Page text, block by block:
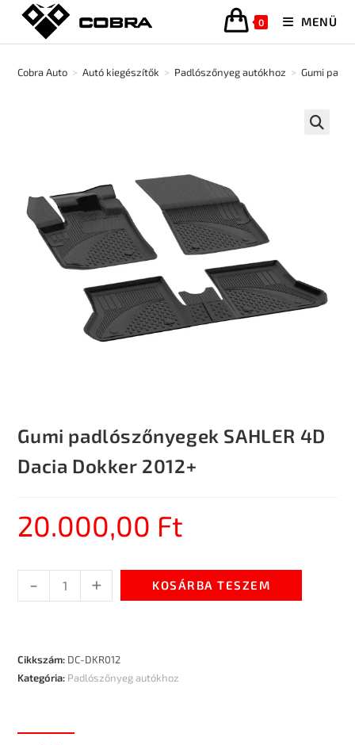
0 MENÜ
Cobra Auto > Autó kiegészítők > Padlószőnyeg autókhoz > Gumi
Gumi padlószőnyegek SAHLER 4D
Dacia Dokker 2012+
20.000,00 Ft
- + KOSÁRBA TESZEM
Cikkszám: DC-DKR012
Kategória: Padlószőnyeg autókhoz